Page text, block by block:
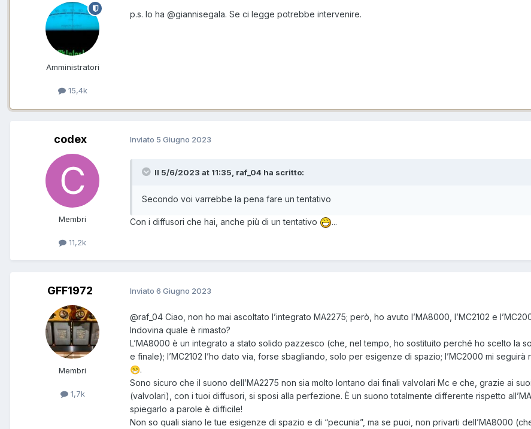
Amministratori
15,4k
p.s. lo ha @giannisegala. Se ci legge potrebbe intervenire.
codex
Membri
11,2k
Inviato 5 Giugno 2023
Il 5/6/2023 at 11:35, raf_04 ha scritto:
Secondo voi varrebbe la pena fare un tentativo
Con i diffusori che hai, anche più di un tentativo ...
GFF1972
Membri
1,7k
Inviato 6 Giugno 2023
@raf_04 Ciao, non ho mai ascoltato l’integrato MA2275; però, ho avuto l’MA8000, l’MC2102 e
Indovina quale è rimasto?
L’MA8000 è un integrato a stato solido pazzesco (che, nel tempo, ho sostituito perché ho scelto la
e finale); l’MC2102 l’ho dato via, forse sbagliando, solo per esigenze di spazio; l’MC2000 mi seguirà
😁.
Sono sicuro che il suono dell’MA2275 non sia molto lontano dai finali valvolari Mc e che, grazie ai
(valvolari), con i tuoi diffusori, si sposi alla perfezione. È un suono totalmente differente rispetto
spiegarlo a parole è difficile!
Non so quali siano le tue esigenze di spazio e di “pecunia”, ma se puoi, non privarti dell’MA8000